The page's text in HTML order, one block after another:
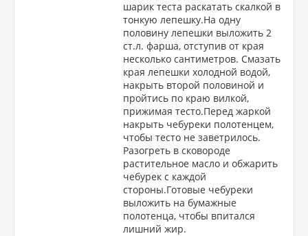
шарик теста раскатать скалкой в
тонкую лепешку.На одну
половину лепешки выложить 2
ст.л. фарша, отступив от края
несколько сантиметров. Смазать
края лепешки холодной водой,
накрыть второй половиной и
пройтись по краю вилкой,
прижимая тесто.Перед жаркой
накрыть чебуреки полотенцем,
чтобы тесто не заветрилось.
Разогреть в сковороде
растительное масло и обжарить
чебурек с каждой
стороны.Готовые чебуреки
выложить на бумажные
полотенца, чтобы впитался
лишний жир.